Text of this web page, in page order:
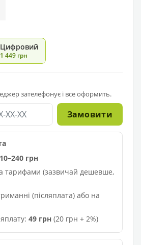
Цифровий
1 449 грн
зателефонує і все оформить.
Замовити
грн
тарифами (зазвичай дешевше,
(післяплата) або на
49 грн (20 грн + 2%)